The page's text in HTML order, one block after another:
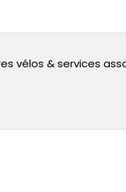
vélos & services